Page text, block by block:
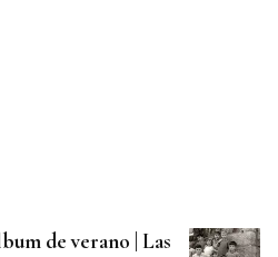
de verano | Las